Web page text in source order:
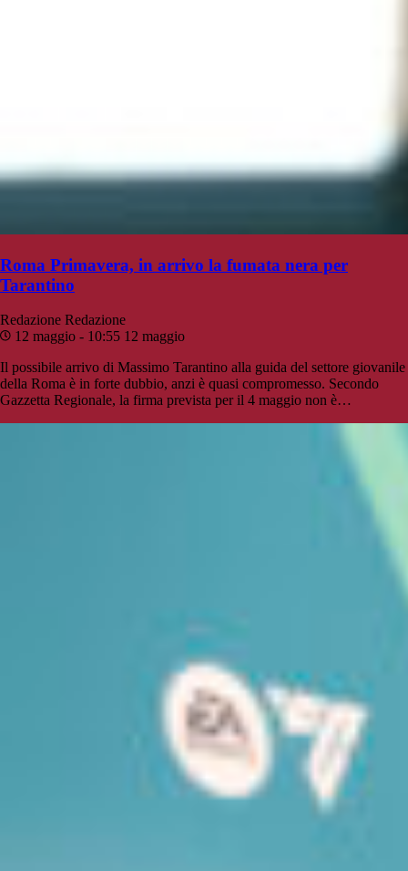
Roma Primavera, in arrivo la fumata nera per
Tarantino
Redazione Redazione
12 maggio - 10:55 12 maggio
Il possibile arrivo di Massimo Tarantino alla guida del settore giovanile
della Roma è in forte dubbio, anzi è quasi compromesso. Secondo
Gazzetta Regionale, la firma prevista per il 4 maggio non è…